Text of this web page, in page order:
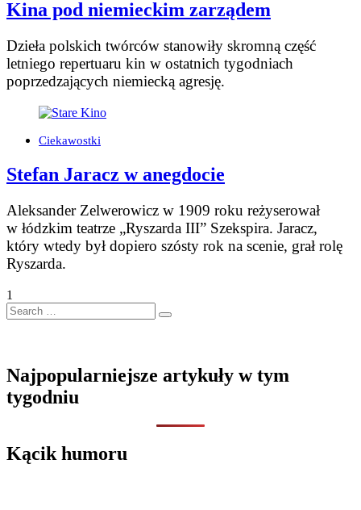
Kina pod niemieckim zarządem
Dzieła polskich twórców stanowiły skromną część
letniego repertuaru kin w ostatnich tygodniach
poprzedzających niemiecką agresję.
Ciekawostki
Stefan Jaracz w anegdocie
Aleksander Zelwerowicz w 1909 roku reżyserował
w łódzkim teatrze „Ryszarda III” Szekspira. Jaracz,
który wtedy był dopiero szósty rok na scenie, grał rolę
Ry­szarda.
1
Search
…
Najpopularniejsze artykuły w tym
tygodniu
Kącik humoru